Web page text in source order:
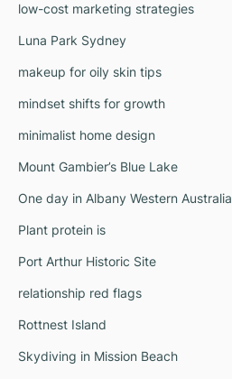
low-cost marketing strategies
Luna Park Sydney
makeup for oily skin tips
mindset shifts for growth
minimalist home design
Mount Gambier’s Blue Lake
One day in Albany Western Australia
Plant protein is
Port Arthur Historic Site
relationship red flags
Rottnest Island
Skydiving in Mission Beach